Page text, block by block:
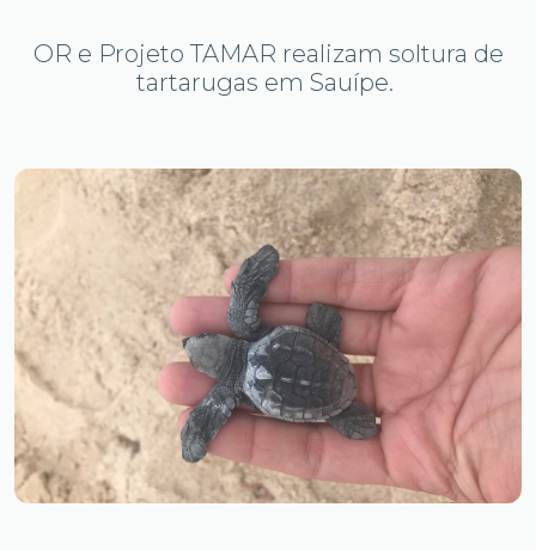
OR e Projeto TAMAR realizam soltura de
tartarugas em Sauípe.